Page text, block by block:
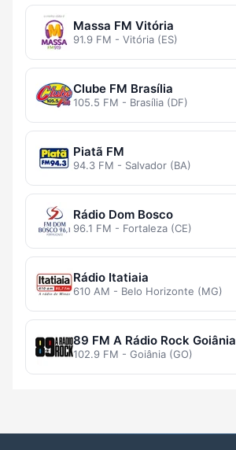
Massa FM Vitória
91.9 FM - Vitória (ES)
Clube FM Brasília
105.5 FM - Brasília (DF)
Piatã FM
94.3 FM - Salvador (BA)
Rádio Dom Bosco
96.1 FM - Fortaleza (CE)
Rádio Itatiaia
610 AM - Belo Horizonte (MG)
89 FM A Rádio Rock Goiânia
102.9 FM - Goiânia (GO)